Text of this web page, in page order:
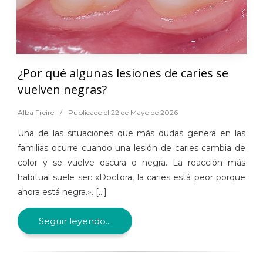
¿Por qué algunas lesiones de caries se
vuelven negras?
Alba Freire / Publicado el 22 de Mayo de 2026
Una de las situaciones que más dudas genera en las
familias ocurre cuando una lesión de caries cambia de
color y se vuelve oscura o negra. La reacción más
habitual suele ser: «Doctora, la caries está peor porque
ahora está negra.». [...]
Seguir leyendo...